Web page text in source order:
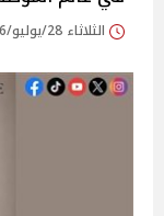
الثلاثاء 28/يوليو/2026 - 07:24 م